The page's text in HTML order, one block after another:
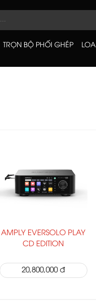
TRỌN BỘ PHỐI GHÉP LOA
AMPLY EVERSOLO PLAY
CD EDITION
20,800,000 đ